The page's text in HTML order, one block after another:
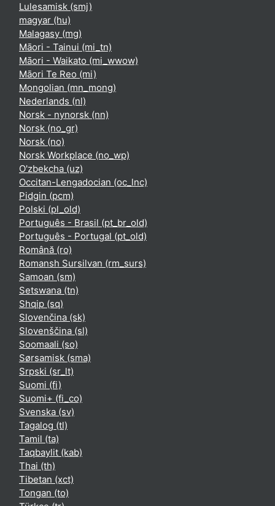
Lulesamisk ‎(smj)‎
magyar ‎(hu)‎
Malagasy ‎(mg)‎
Māori - Tainui ‎(mi_tn)‎
Māori - Waikato ‎(mi_wwow)‎
Māori Te Reo ‎(mi)‎
Mongolian ‎(mn_mong)‎
Nederlands ‎(nl)‎
Norsk - nynorsk ‎(nn)‎
Norsk ‎(no_gr)‎
Norsk ‎(no)‎
Norsk Workplace ‎(no_wp)‎
O'zbekcha ‎(uz)‎
Occitan-Lengadocian ‎(oc_lnc)‎
Pidgin ‎(pcm)‎
Polski ‎(pl_old)‎
Português - Brasil ‎(pt_br_old)‎
Português - Portugal ‎(pt_old)‎
Română ‎(ro)‎
Romansh Sursilvan ‎(rm_surs)‎
Samoan ‎(sm)‎
Setswana ‎(tn)‎
Shqip ‎(sq)‎
Slovenčina ‎(sk)‎
Slovenščina ‎(sl)‎
Soomaali ‎(so)‎
Sørsamisk ‎(sma)‎
Srpski ‎(sr_lt)‎
Suomi ‎(fi)‎
Suomi+ ‎(fi_co)‎
Svenska ‎(sv)‎
Tagalog ‎(tl)‎
Tamil ‎(ta)‎
Taqbaylit ‎(kab)‎
Thai ‎(th)‎
Tibetan ‎(xct)‎
Tongan ‎(to)‎